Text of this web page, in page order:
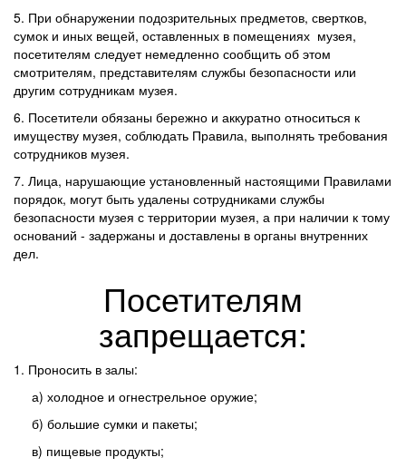
5. При обнаружении подозрительных предметов, свертков,
сумок и иных вещей, оставленных в помещениях музея,
посетителям следует немедленно сообщить об этом
смотрителям, представителям службы безопасности или
другим сотрудникам музея.
6. Посетители обязаны бережно и аккуратно относиться к
имуществу музея, соблюдать Правила, выполнять требования
сотрудников музея.
7. Лица, нарушающие установленный настоящими Правилами
порядок, могут быть удалены сотрудниками службы
безопасности музея с территории музея, а при наличии к тому
оснований - задержаны и доставлены в органы внутренних
дел.
Посетителям
запрещается:
1. Проносить в залы:
а) холодное и огнестрельное оружие;
б) большие сумки и пакеты;
в) пищевые продукты;